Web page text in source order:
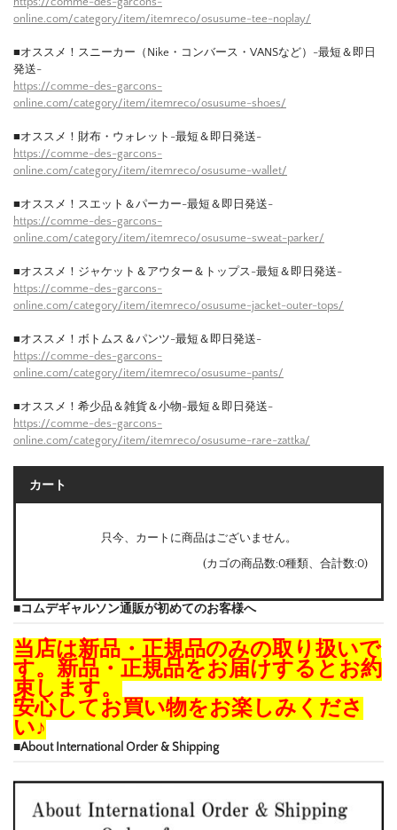
online.com/category/item/itemreco/osusume-tee-noplay/
■オススメ！スニーカー（Nike・コンバース・VANSなど）-最短＆即日
発送-
https://comme-des-garcons-
online.com/category/item/itemreco/osusume-shoes/
■オススメ！財布・ウォレット-最短＆即日発送-
https://comme-des-garcons-
online.com/category/item/itemreco/osusume-wallet/
■オススメ！スエット＆パーカー-最短＆即日発送-
https://comme-des-garcons-
online.com/category/item/itemreco/osusume-sweat-parker/
■オススメ！ジャケット＆アウター＆トップス-最短＆即日発送-
https://comme-des-garcons-
online.com/category/item/itemreco/osusume-jacket-outer-tops/
■オススメ！ボトムス＆パンツ-最短＆即日発送-
https://comme-des-garcons-
online.com/category/item/itemreco/osusume-pants/
■オススメ！希少品＆雑貨＆小物-最短＆即日発送-
https://comme-des-garcons-
online.com/category/item/itemreco/osusume-rare-zattka/
カート
只今、カートに商品はございません。
(カゴの商品数:0種類、合計数:0)
■コムデギャルソン通販が初めてのお客様へ
当店は新品・正規品のみの取り扱いで
す。新品・正規品をお届けするとお約
束します。
安心してお買い物をお楽しみくださ
い♪
■About International Order & Shipping